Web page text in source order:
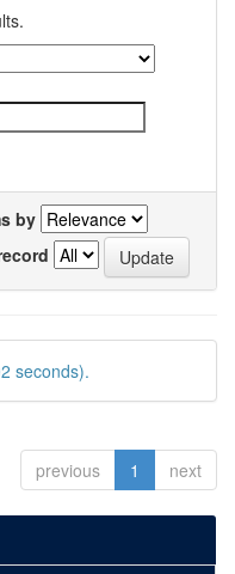
by
seconds).
previous 1 next